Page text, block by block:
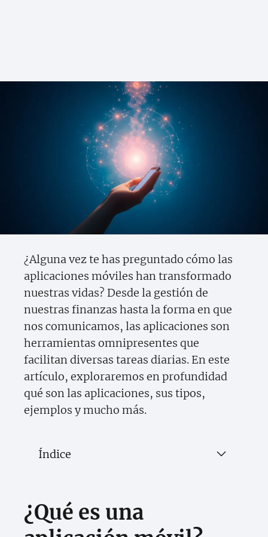
¿Alguna vez te has preguntado cómo las
aplicaciones móviles han transformado
nuestras vidas? Desde la gestión de
nuestras finanzas hasta la forma en que
nos comunicamos, las aplicaciones son
herramientas omnipresentes que
facilitan diversas tareas diarias. En este
artículo, exploraremos en profundidad
qué son las aplicaciones, sus tipos,
ejemplos y mucho más.
Índice
¿Qué es una